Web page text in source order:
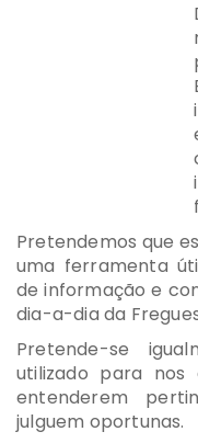
Pretendemos que
uma ferramenta
de informação e
dia-a-dia da
Pretende-se
utilizado para nos
entenderem
julguem oportunas.